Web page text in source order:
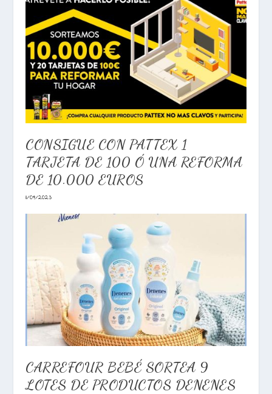
CONSIGUE CON PATTEX 1
TARJETA DE 100 Ó UNA REFORMA
DE 10.000 EUROS
11/04/2023
CARREFOUR BEBÉ SORTEA 9
LOTES DE PRODUCTOS DENENES